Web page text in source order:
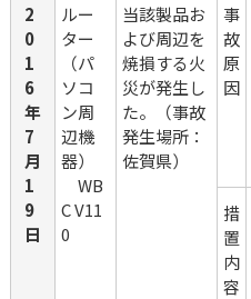
2
0
1
6
年
7
月
1
9
日
ルー
ター
（パ
ソコ
ン周
辺機
器）
WB
C V11
0
当該製品お
よび周辺を
焼損する火
災が発生し
た。（事故
発生場所：
佐賀県）
事
故
原
因
措
置
内
容